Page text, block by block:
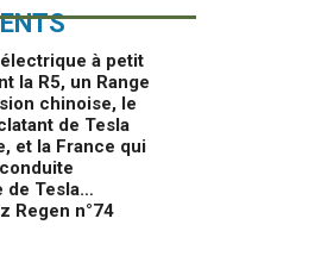
à petit
la R5, un Range
chinoise, le
de Tesla
et la France qui
de Tesla…
Regen n°74